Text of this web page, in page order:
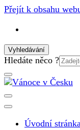
Přejít k obsahu
Vyhledávání
Vyhledat:
Hledáte něco ?
Vánoce v
nejkrásnějším
Úvodní